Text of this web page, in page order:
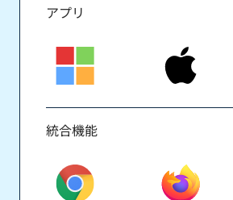
アプリ
統合機能